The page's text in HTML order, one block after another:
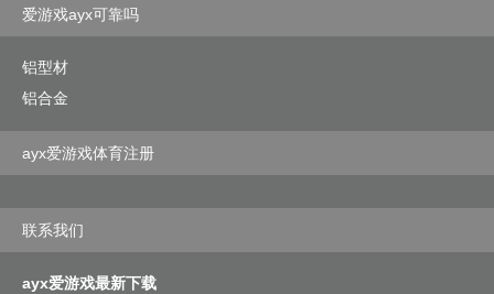
爱游戏ayx可靠吗
铝型材
铝合金
ayx爱游戏体育注册
联系我们
ayx爱游戏最新下载